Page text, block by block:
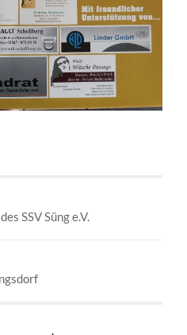
SSV Süng e.V.